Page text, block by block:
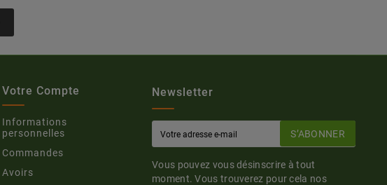
Votre Compte
Informations
personnelles
Commandes
Avoirs
Newsletter
S’ABONNER
Vous pouvez vous désinscrire à tout
moment. Vous trouverez pour cela nos